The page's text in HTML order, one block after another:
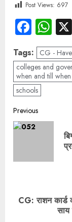
Post Views: 697
Tags:
CG -
colleges and
when and till
schools
Previous
CG: राशन
साय